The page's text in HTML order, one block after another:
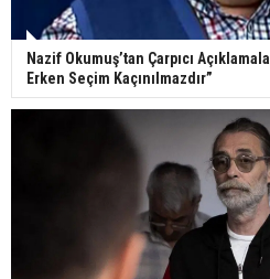
Nazif Okumuş’tan Çarpıcı
Erken Seçim Kaçınılmazdır”